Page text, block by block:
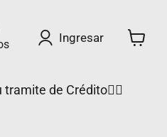
Ingresar
tramite de Crédito✍🏼